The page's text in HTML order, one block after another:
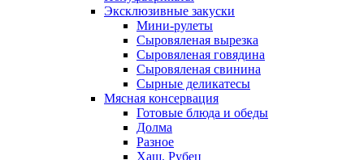
Эксклюзивные закуски
Мини-рулеты
Сыровяленая вырезка
Сыровяленая говядина
Сыровяленая свинина
Сырные деликатесы
Мясная консервация
Готовые блюда и обеды
Долма
Разное
Хаш. Рубец